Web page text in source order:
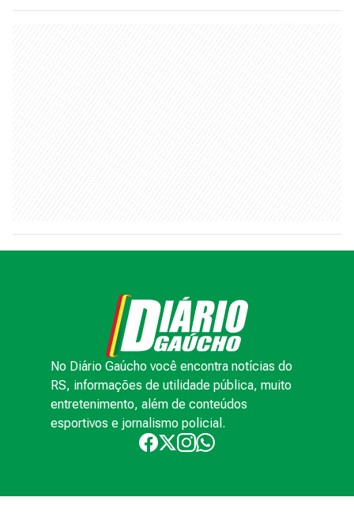
No Diário Gaúcho você encontra notícias do
RS, informações de utilidade pública, muito
entretenimento, além de conteúdos
esportivos e jornalismo policial.